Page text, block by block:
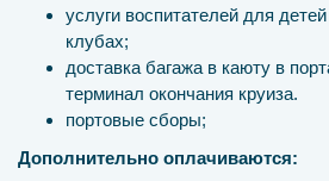
услуги воспитателей для
клубах;
доставка багажа в каюту в
терминал окончания круиза.
портовые сборы;
Дополнительно оплачиваются: